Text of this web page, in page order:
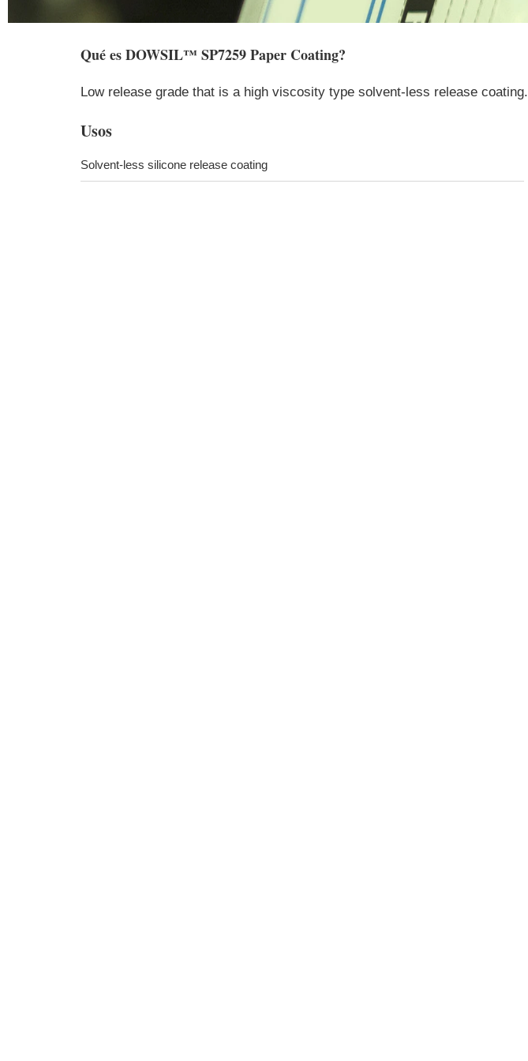
Qué esDOWSIL™ SP7259 Paper Coating?
Low release grade that is a high viscosity type solvent-less release coating.
Usos
Solvent-less silicone release coating